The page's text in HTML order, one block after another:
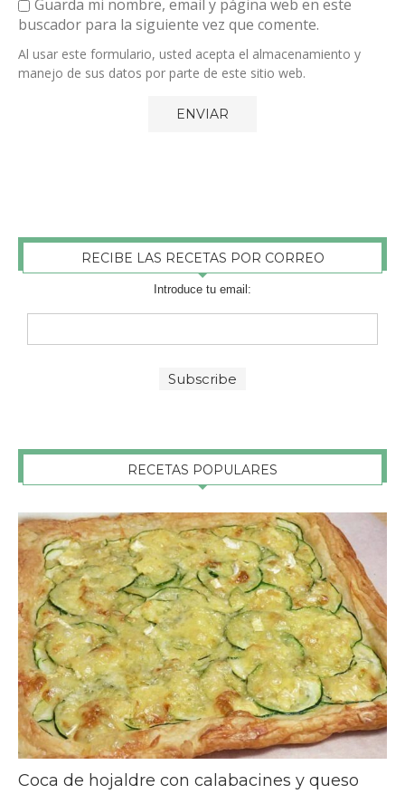
Guarda mi nombre, email y página web en este
buscador para la siguiente vez que comente.
Al usar este formulario, usted acepta el almacenamiento y
manejo de sus datos por parte de este sitio web.
RECIBE LAS RECETAS POR CORREO
Introduce tu email:
RECETAS POPULARES
Coca de hojaldre con calabacines y queso